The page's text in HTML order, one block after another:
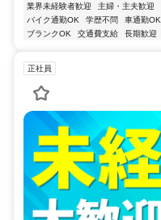
業界未経験者歓迎 主婦・主夫歓迎
バイク通勤OK
学歴不問 車通勤OK
ブランクOK
交通費支給 長期歓迎
正社員